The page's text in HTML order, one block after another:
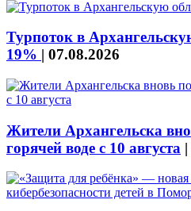
Турпоток в
19% | 07.08.2026
Жители Архангельска
горячей воде с 10 августа |